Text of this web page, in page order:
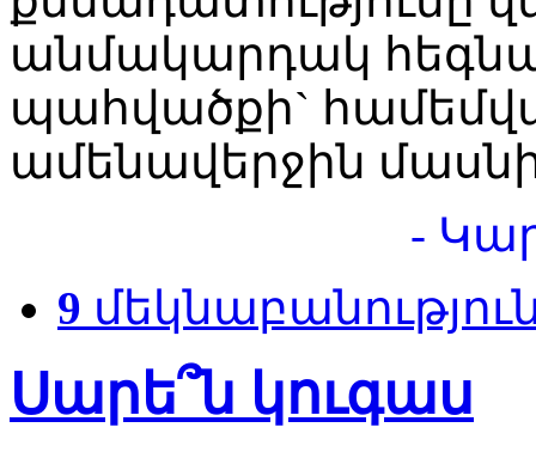
անմակարդակ
պահվածքի`
ամենավերջին
-
9
Սարե՞ն կուգաս